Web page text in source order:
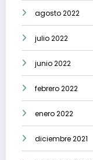
agosto 2022
julio 2022
junio 2022
febrero 2022
enero 2022
diciembre 2021